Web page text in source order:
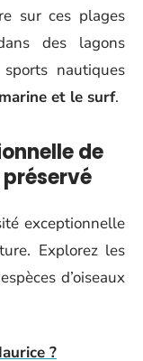
sur ces plages
des lagons
nautiques
et le surf.
de
exceptionnelle
Explorez les
d’oiseaux
?